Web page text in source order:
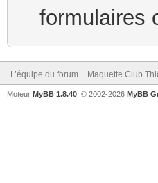
formulaires
L’équipe du forum Maquette Club
Moteur MyBB 1.8.40 , © 2002-2026 MyBB